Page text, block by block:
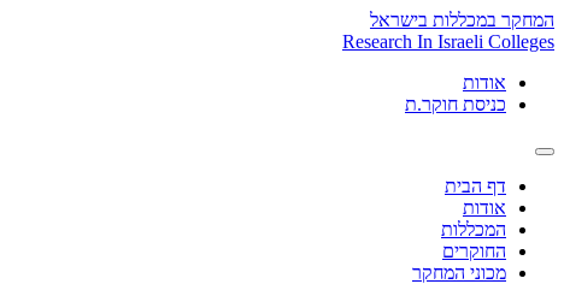
Skip
to
המחקר במכללות בישראל
Research In Israeli Colleges
אודות
כניסת חוקר.ת
דף הבית
אודות
המכללות
החוקרים
מכוני המחקר